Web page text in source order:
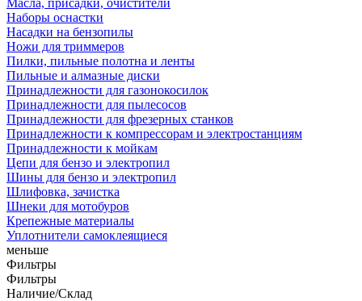
Масла, присадки, очистители
Наборы оснастки
Насадки на бензопилы
Ножи для триммеров
Пилки, пильные полотна и ленты
Пильные и алмазные диски
Принадлежности для газонокосилок
Принадлежности для пылесосов
Принадлежности для фрезерных станков
Принадлежности к компрессорам и электростанциям
Принадлежности к мойкам
Цепи для бензо и электропил
Шины для бензо и электропил
Шлифовка, зачистка
Шнеки для мотобуров
Крепежные материалы
Уплотнители самоклеящиеся
меньше
Фильтры
Фильтры
Наличие/Склад